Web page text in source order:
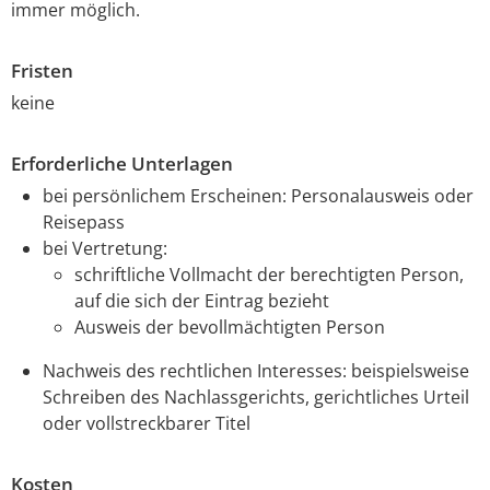
immer möglich.
Fristen
keine
Erforderliche Unterlagen
bei persönlichem Erscheinen: Personalausweis oder
Reisepass
bei Vertretung:
schriftliche Vollmacht der berechtigten Person,
auf die sich der Eintrag bezieht
Ausweis der bevollmächtigten Person
Nachweis des rechtlichen Interesses: beispielsweise
Schreiben des Nachlassgerichts, gerichtliches Urteil
oder vollstreckbarer Titel
Kosten